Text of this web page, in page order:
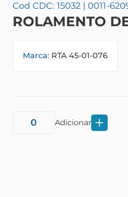
Cod CDC: 15032 | 0011-
ROLAMENTO
Marca: RTA 45-01-076
Adicionar